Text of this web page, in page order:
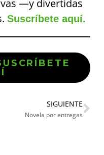
—y divertidas
Suscríbete aquí.
SIGUIENTE
Novela por entregas